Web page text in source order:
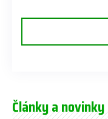
Články a novinky